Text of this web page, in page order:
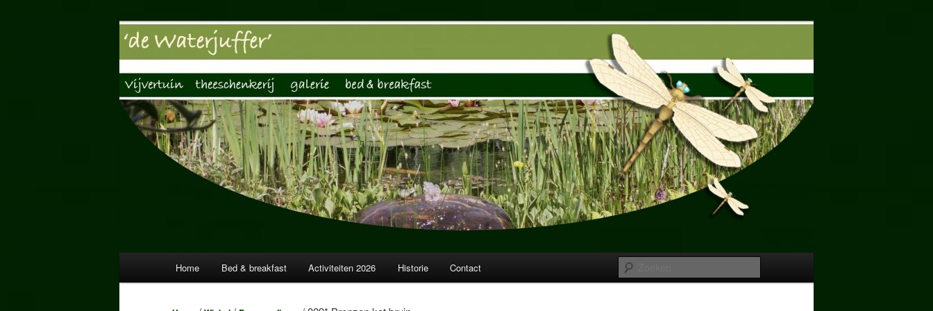
Vijvertuin de Waterjuffer
Vijvertuin, Theeschenkerij, Galerie, Logies
Home Bed & breakfast Activiteiten 2026 Historie Contact